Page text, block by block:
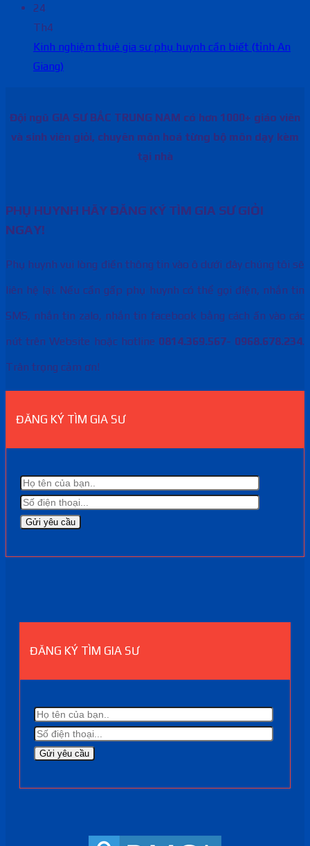
24
Th4
Kinh nghiệm thuê gia sư phụ huynh cần biết (tỉnh An
Giang)
Đội ngũ GIA SƯ BẮC TRUNG NAM có hơn 1000+ giáo viên
và sinh viên giỏi, chuyên môn hoá từng bộ môn dạy kèm
tại nhà
PHỤ HUYNH HÃY ĐĂNG KÝ TÌM GIA SƯ GIỎI
NGAY!
Phụ huynh vui lòng điền thông tin vào ô dưới đây chúng tôi sẽ
liên hệ lại. Nếu cần gấp phụ huynh có thể gọi điện, nhắn tin
SMS, nhắn tin zalo, nhắn tin facebook bằng cách ấn vào các
nút trên Website hoặc hotline 0814.369.567- 0968.678.234.
Trân trọng cảm ơn!
ĐĂNG KÝ TÌM GIA SƯ
ĐĂNG KÝ TÌM GIA SƯ